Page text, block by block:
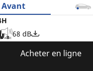
Avant
68 dB
Acheter en ligne